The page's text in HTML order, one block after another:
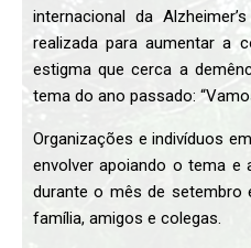
internacional da
realizada para aumentar a
estigma que cerca a
tema do ano passado:
Organizações e indivíduos
envolver apoiando o tema e
durante o mês de setembro
família, amigos e colegas.